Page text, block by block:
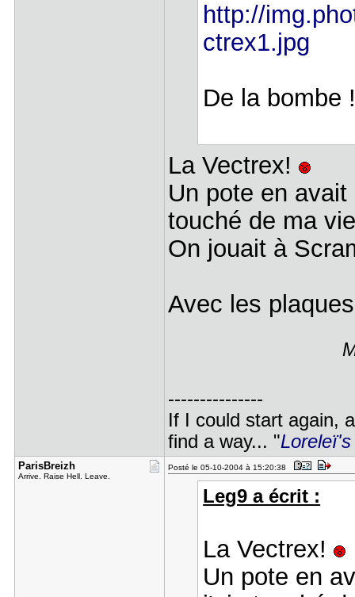
http://
ctrex1.jpg
De la bombe
La Vectrex!
Un pote en
touché de ma
On jouait à
Avec les
---------------
If I could start again,
find a way... "
ParisBreiz​h
Arrive. Raise Hell. Leave.
Posté le 05-10-2004 à 15:20:38
Leg9 a écrit :
La Vectrex!
Un pote en